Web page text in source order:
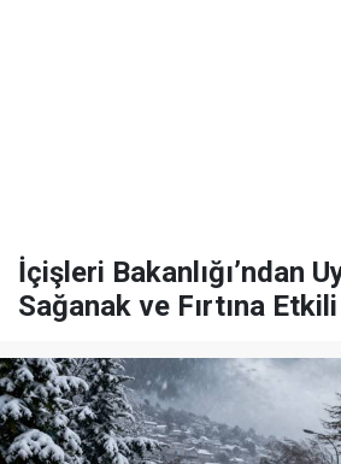
İçişleri Bakanlığı’ndan
Sağanak ve Fırtına